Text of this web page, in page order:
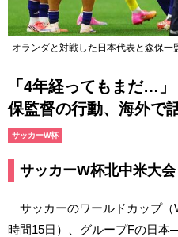
オランダと対戦した日本代表と森保一
「4年経ってもまだ…
保監督の行動、海外で
サッカーW杯
サッカーW杯北中米大会
サッカーのワールドカップ（
時間15日）、グループFの日本